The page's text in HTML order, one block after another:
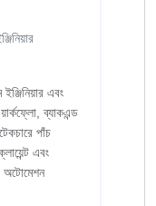
এবং
ব্যাকএন্ড
পাঁচ
এবং
অটোমেশন